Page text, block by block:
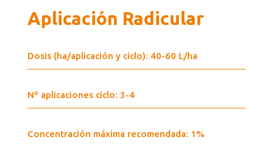
Aplicación Radicular
Dosis (ha/aplicación y ciclo): 40-60 L/ha
Nº aplicaciones ciclo: 3-4
Concentración máxima recomendada: 1%